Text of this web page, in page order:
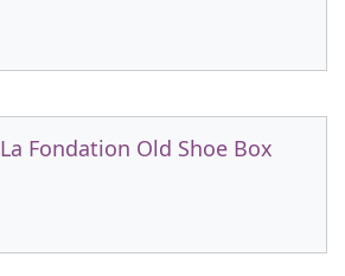
La Fondation Old Shoe Box